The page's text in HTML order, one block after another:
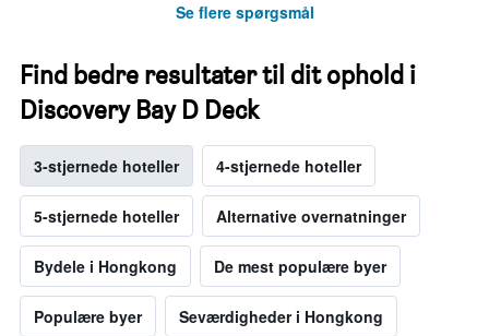
Se flere spørgsmål
Find bedre resultater til dit ophold i
Discovery Bay D Deck
3-stjernede hoteller 4-stjernede hoteller
5-stjernede hoteller Alternative overnatninger
Bydele i Hongkong De mest populære byer
Populære byer Seværdigheder i Hongkong